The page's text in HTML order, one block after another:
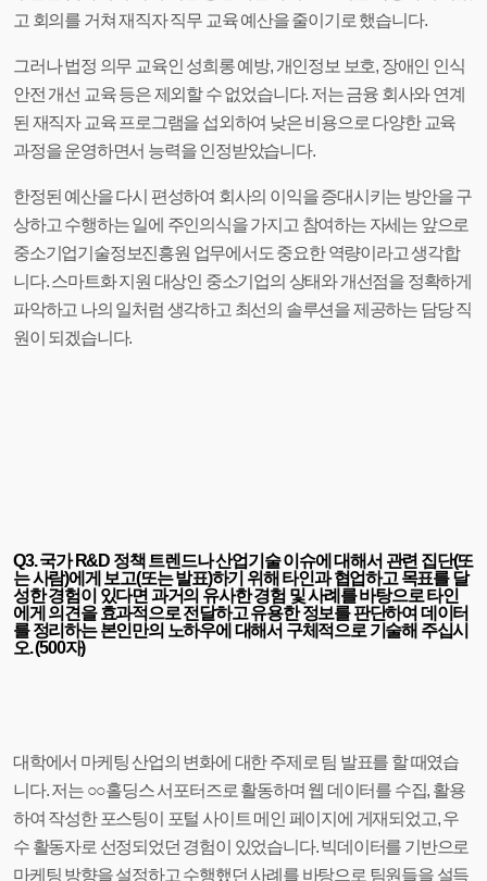
고 회의를 거쳐 재직자 직무 교육 예산을 줄이기로 했습니다.
그러나 법정 의무 교육인 성희롱 예방, 개인정보 보호, 장애인 인식
안전 개선 교육 등은 제외할 수 없었습니다. 저는 금융 회사와 연계
된 재직자 교육 프로그램을 섭외하여 낮은 비용으로 다양한 교육
과정을 운영하면서 능력을 인정받았습니다.
한정된 예산을 다시 편성하여 회사의 이익을 증대시키는 방안을 구
상하고 수행하는 일에 주인의식을 가지고 참여하는 자세는 앞으로
중소기업기술정보진흥원 업무에서도 중요한 역량이라고 생각합
니다. 스마트화 지원 대상인 중소기업의 상태와 개선점을 정확하게
파악하고 나의 일처럼 생각하고 최선의 솔루션을 제공하는 담당 직
원이 되겠습니다.
Q3. 국가 R&D 정책 트렌드나 산업기술 이슈에 대해서 관련 집단(또
는 사람)에게 보고(또는 발표)하기 위해 타인과 협업하고 목표를 달
성한 경험이 있다면 과거의 유사한 경험 및 사례를 바탕으로 타인
에게 의견을 효과적으로 전달하고 유용한 정보를 판단하여 데이터
를 정리하는 본인만의 노하우에 대해서 구체적으로 기술해 주십시
오. (500자)
대학에서 마케팅 산업의 변화에 대한 주제로 팀 발표를 할 때였습
니다. 저는 ○○홀딩스 서포터즈로 활동하며 웹 데이터를 수집, 활용
하여 작성한 포스팅이 포털 사이트 메인 페이지에 게재되었고, 우
수 활동자로 선정되었던 경험이 있었습니다. 빅데이터를 기반으로
마케팅 방향을 설정하고 수행했던 사례를 바탕으로 팀원들을 설득